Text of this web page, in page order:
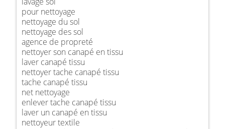
pour nettoyage
nettoyage du sol
nettoyage des sol
agence de propreté
nettoyer son canapé en tissu
laver canapé tissu
nettoyer tache canapé tissu
tache canapé tissu
net nettoyage
enlever tache canapé tissu
laver un canapé en tissu
nettoyeur textile